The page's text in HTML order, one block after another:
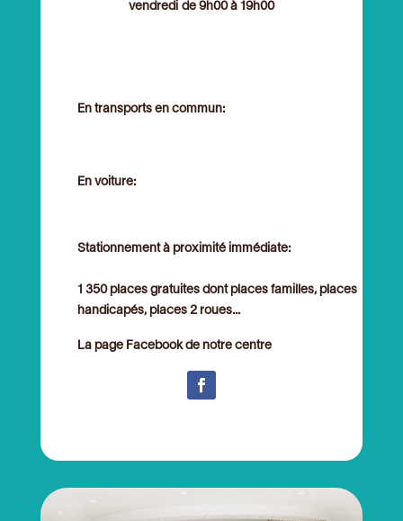
vendredi de 9h00 à 19h00
En transports en commun:
En voiture:
Stationnement à proximité immédiate:
1 350 places gratuites dont places familles, places
handicapés, places 2 roues...
La page Facebook de notre centre